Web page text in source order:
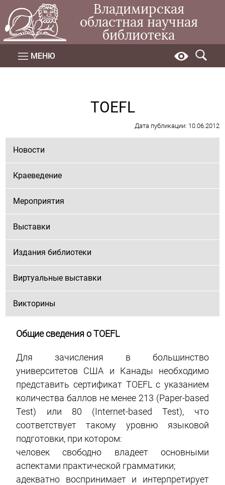
Владимирская
областная научная
библиотека
МЕНЮ
TOEFL
Дата публикации: 10.06.2012
Новости
Краеведение
Мероприятия
Выставки
Издания библиотеки
Виртуальные выставки
Викторины
Общие сведения о TOEFL
Для зачисления в большинство
университетов США и Канады необходимо
представить сертификат TOEFL с указанием
количества баллов не менее 213 (Paper-based
Test) или 80 (Internet-based Test), что
соответствует такому уровню языковой
подготовки, при котором:
человек свободно владеет основными
аспектами практической грамматики;
адекватно воспринимает и интерпретирует